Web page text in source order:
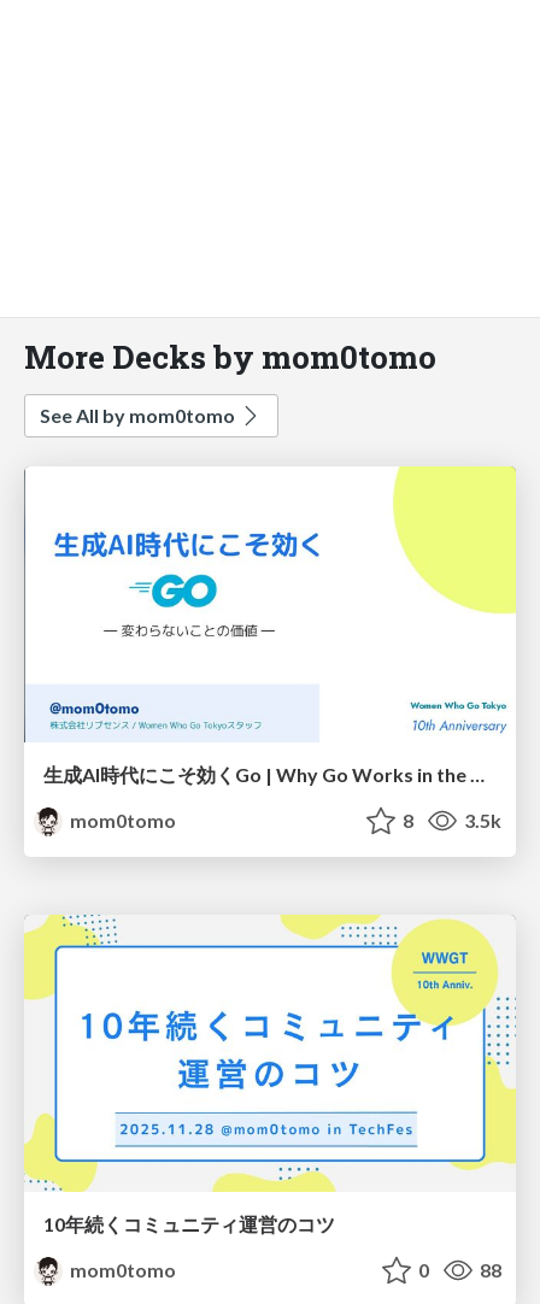
More Decks by mom0tomo
See All by mom0tomo
生成AI時代にこそ効くGo | Why Go Works in the Age of Generative AI
mom0tomo
8 3.5k
10年続くコミュニティ運営のコツ
mom0tomo
0 88